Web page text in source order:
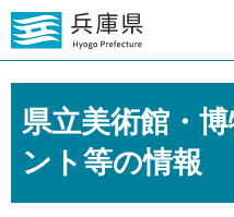
県立美術館・
ント等の情報